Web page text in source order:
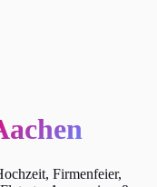
Firmenfeier,